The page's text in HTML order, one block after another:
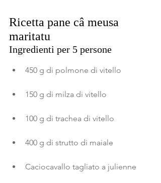
Ricetta pane câ meusa
maritatu
Ingredienti per 5 persone
450 g di polmone di vitello
150 g di milza di vitello
100 g di trachea di vitello
400 g di strutto di maiale
Caciocavallo tagliato a julienne